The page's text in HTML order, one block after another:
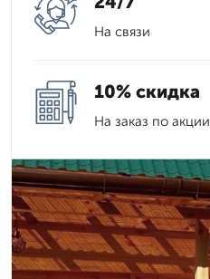
На связи
10% скидка
На заказ по акции